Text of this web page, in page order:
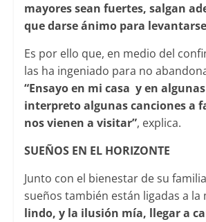
mayores sean fuertes, salgan
que darse ánimo para
Es por ello que, en medio del
las ha ingeniado para no
“Ensayo en mi casa y en
interpreto algunas canciones a
nos vienen a visitar”, explica.
SUEÑOS EN EL HORIZONTE
Junto con el bienestar de su
sueños también están ligadas a la
lindo, y la ilusión mía, llegar a